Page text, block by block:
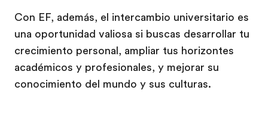
Con EF, además, el intercambio universitario es
una oportunidad valiosa si buscas desarrollar tu
crecimiento personal, ampliar tus horizontes
académicos y profesionales, y mejorar su
conocimiento del mundo y sus culturas.